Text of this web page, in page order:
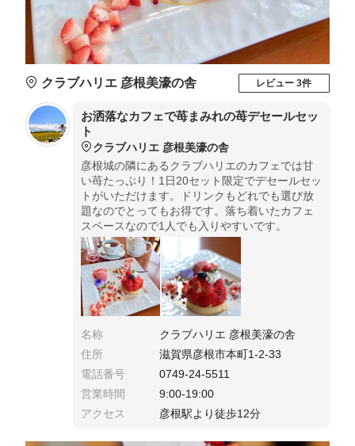
クラブハリエ 彦根美濠の舎 レビュー 3件
お洒落なカフェで苺まみれの苺デセールセッ
ト
クラブハリエ 彦根美濠の舎
彦根城の隣にあるクラブハリエのカフェでは甘
い苺たっぷり！1日20セット限定でデセールセッ
トがいただけます。ドリンクもどれでも選び放
題なのでとってもお得です。落ち着いたカフェ
スペースなので1人でも入りやすいです。
名称
クラブハリエ 彦根美濠の舎
住所
滋賀県彦根市本町1-2-33
電話番号
0749-24-5511
営業時間
9:00-19:00
アクセス
彦根駅より徒歩12分